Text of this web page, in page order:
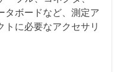
タボードなど、測定ア
トに必要なアクセサリ